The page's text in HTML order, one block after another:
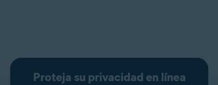
Proteja su privacidad en línea